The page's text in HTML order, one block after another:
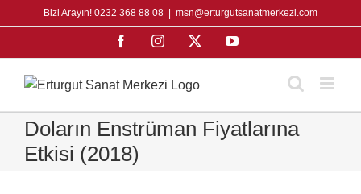
to
Bizi Arayın! 0232 368 88 08 msn@erturgutsanatmerkezi.com
FacebookInstagram YouTube
Doların Enstrüman Fiyatlarına
Etkisi (2018)